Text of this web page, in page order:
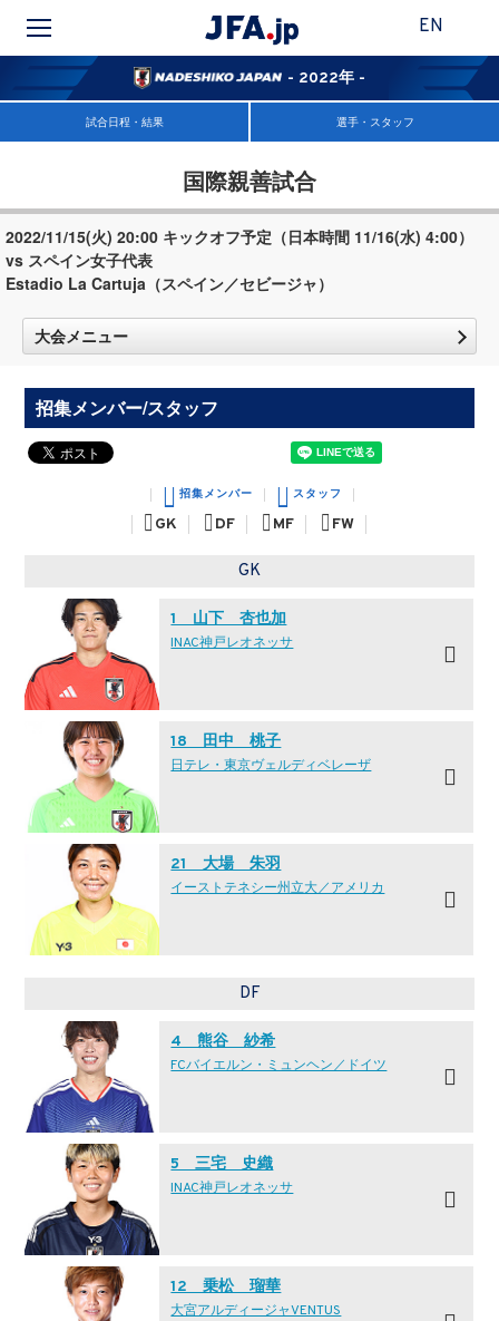
EN
- 2022年 -
試合日程・結果 選手・スタッフ
国際親善試合
2022/11/15(火) 20:00 キックオフ予定（日本時間 11/16(水) 4:00）
vs スペイン女子代表
Estadio La Cartuja（スペイン／セビージャ）
大会メニュー
招集メンバー/スタッフ
招集メンバー スタッフ
GK DF MF FW
GK
1 山下 杏也加
INAC神戸レオネッサ
18 田中 桃子
日テレ・東京ヴェルディベレーザ
21 大場 朱羽
イーストテネシー州立大／アメリカ
DF
4 熊谷 紗希
FCバイエルン・ミュンヘン／ドイツ
5 三宅 史織
INAC神戸レオネッサ
12 乗松 瑠華
大宮アルディージャVENTUS